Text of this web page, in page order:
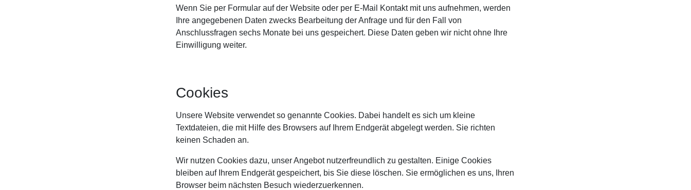
Wenn Sie per Formular auf der Website oder per E-Mail Kontakt mit uns aufnehmen, werden
Ihre angegebenen Daten zwecks Bearbeitung der Anfrage und für den Fall von
Anschlussfragen sechs Monate bei uns gespeichert. Diese Daten geben wir nicht ohne Ihre
Einwilligung weiter.
Cookies
Unsere Website verwendet so genannte Cookies. Dabei handelt es sich um kleine
Textdateien, die mit Hilfe des Browsers auf Ihrem Endgerät abgelegt werden. Sie richten
keinen Schaden an.
Wir nutzen Cookies dazu, unser Angebot nutzerfreundlich zu gestalten. Einige Cookies
bleiben auf Ihrem Endgerät gespeichert, bis Sie diese löschen. Sie ermöglichen es uns, Ihren
Browser beim nächsten Besuch wiederzuerkennen.